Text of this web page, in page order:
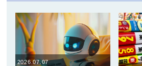
2026.07.07